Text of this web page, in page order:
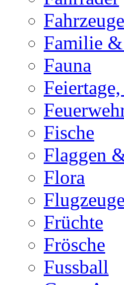
Fahrzeuge
Familie
Fauna
Fische
Flaggen
Flora
Flugzeuge
Früchte
Frösche
Fussball